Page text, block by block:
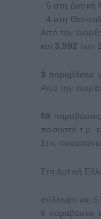
5 στη Δυτική
4 στη
Από την
και 3.502 των
3 παραβάσεις
Από την
59 παραβάσεις
ποσοστό τ.μ.
Στις παραπάνω
Στη Δυτική
σύλληψη και
6 παραβάσεις